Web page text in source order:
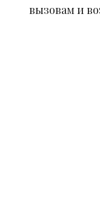
вызовам и